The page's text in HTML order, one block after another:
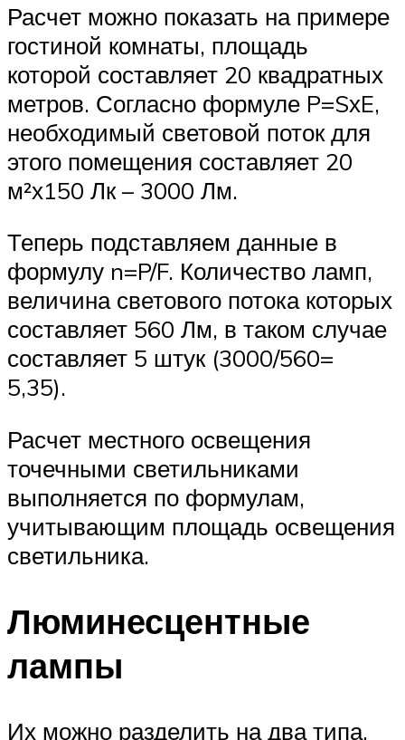
Расчет можно показать на примере
гостиной комнаты, площадь
которой составляет 20 квадратных
метров. Согласно формуле P=SхE,
необходимый световой поток для
этого помещения составляет 20
м²х150 Лк – 3000 Лм.
Теперь подставляем данные в
формулу n=P/F. Количество ламп,
величина светового потока которых
составляет 560 Лм, в таком случае
составляет 5 штук (3000/560=
5,35).
Расчет местного освещения
точечными светильниками
выполняется по формулам,
учитывающим площадь освещения
светильника.
Люминесцентные
лампы
Их можно разделить на два типа.